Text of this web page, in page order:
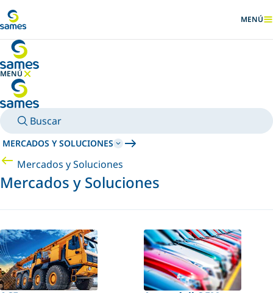
MENÚ
MENÚ
OCULTAR MENÚ
Buscar
MERCADOS Y SOLUCIONES
Mercados y Soluciones
Mercados y Soluciones